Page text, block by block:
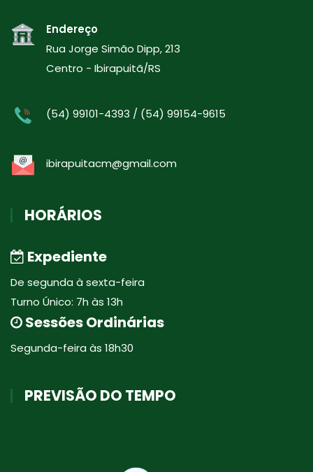
Endereço
Rua Jorge Simão Dipp, 213
Centro - Ibirapuitã/RS
(54) 99101-4393 / (54) 99154-9615
ibirapuitacm@gmail.com
HORÁRIOS
Expediente
De segunda à sexta-feira
Turno Único: 7h às 13h
Sessões Ordinárias
Segunda-feira às 18h30
PREVISÃO DO TEMPO